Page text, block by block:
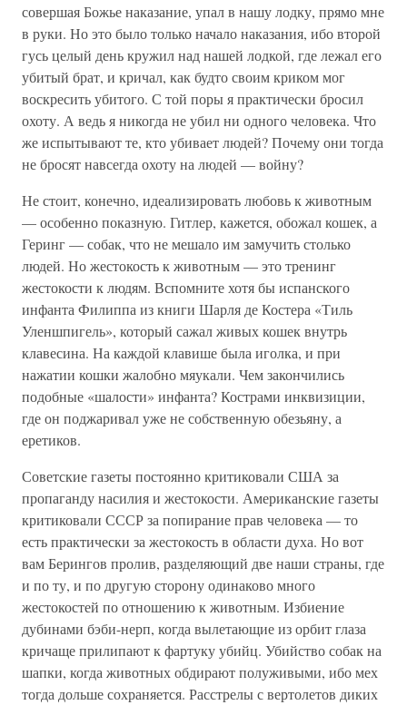
совершая Божье наказание, упал в нашу лодку, прямо мне
в руки. Но это было только начало наказания, ибо второй
гусь целый день кружил над нашей лодкой, где лежал его
убитый брат, и кричал, как будто своим криком мог
воскресить убитого. С той поры я практически бросил
охоту. А ведь я никогда не убил ни одного человека. Что
же испытывают те, кто убивает людей? Почему они тогда
не бросят навсегда охоту на людей — войну?
Не стоит, конечно, идеализировать любовь к животным
— особенно показную. Гитлер, кажется, обожал кошек, а
Геринг — собак, что не мешало им замучить столько
людей. Но жестокость к животным — это тренинг
жестокости к людям. Вспомните хотя бы испанского
инфанта Филиппа из книги Шарля де Костера «Тиль
Уленшпигель», который сажал живых кошек внутрь
клавесина. На каждой клавише была иголка, и при
нажатии кошки жалобно мяукали. Чем закончились
подобные «шалости» инфанта? Кострами инквизиции,
где он поджаривал уже не собственную обезьяну, а
еретиков.
Советские газеты постоянно критиковали США за
пропаганду насилия и жестокости. Американские газеты
критиковали СССР за попирание прав человека — то
есть практически за жестокость в области духа. Но вот
вам Берингов пролив, разделяющий две наши страны, где
и по ту, и по другую сторону одинаково много
жестокостей по отношению к животным. Избиение
дубинами бэби-нерп, когда вылетающие из орбит глаза
кричаще прилипают к фартуку убийц. Убийство собак на
шапки, когда животных обдирают полуживыми, ибо мех
тогда дольше сохраняется. Расстрелы с вертолетов диких